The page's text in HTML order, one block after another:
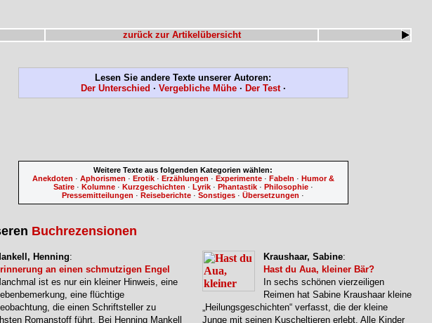
zurück zur Artikelübersicht
Lesen Sie andere Texte unserer Autoren:
Der Unterschied · Vergebliche Mühe · Der Test ·
Weitere Texte aus folgenden Kategorien wählen:
Anekdoten · Aphorismen · Erotik· Erzählungen · Experimente· Fabeln · Humor &
Satire· Kolumne· Kurzgeschichten · Lyrik· Phantastik· Philosophie·
Pressemitteilungen · Reiseberichte · Sonstiges · Übersetzungen ·
Buchrezensionen
Henning:
an einen schmutzigen Engel
ist es nur ein kleiner Hinweis, eine
eine flüchtige
die einen Schriftsteller zu
Romanstoff führt. Bei Henning Mankell
Kraushaar, Sabine:
Hast du Aua, kleiner Bär?
In sechs schönen vierzeiligen
Reimen hat Sabine Kraushaar kleine
„Heilungsgeschichten“ verfasst, die der kleine
Junge mit seinen Kuscheltieren erlebt. Alle Kinder